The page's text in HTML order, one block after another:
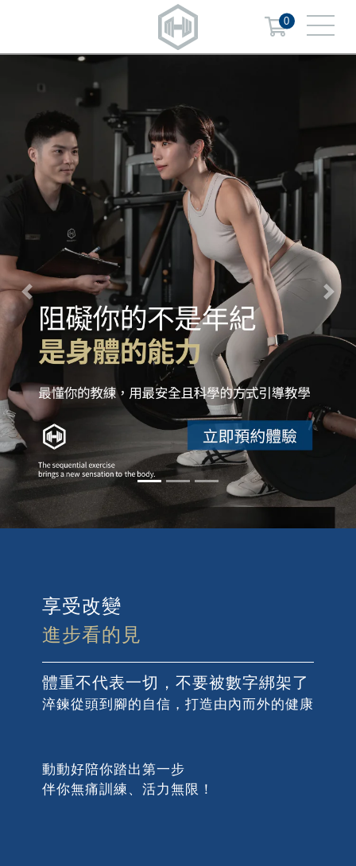
0
Previous Next
享受改變
進步看的見
體重不代表一切，不要被數字綁架了
淬鍊從頭到腳的自信，打造由內而外的健康
動動好陪你踏出第一步
伴你無痛訓練、活力無限！